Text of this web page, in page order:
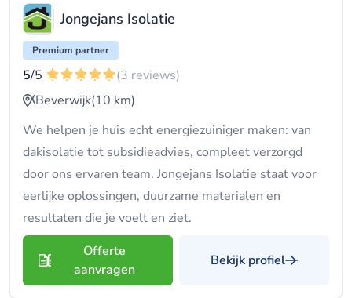
Jongejans Isolatie
Premium partner
5/5
(3 reviews)
Beverwijk(10 km)
We helpen je huis echt energiezuiniger maken: van
dakisolatie tot subsidieadvies, compleet verzorgd
door ons ervaren team. Jongejans Isolatie staat voor
eerlijke oplossingen, duurzame materialen en
resultaten die je voelt en ziet.
Offerte
aanvragen
Bekijk profiel